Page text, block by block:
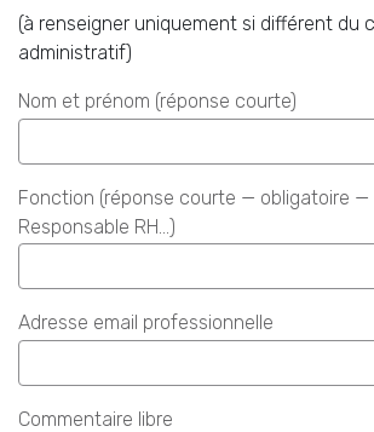
(à renseigner uniquement si différent du
administratif)
Nom et prénom (réponse courte)
Fonction (réponse courte — obligatoire —
Responsable RH…)
Adresse email professionnelle
Commentaire libre